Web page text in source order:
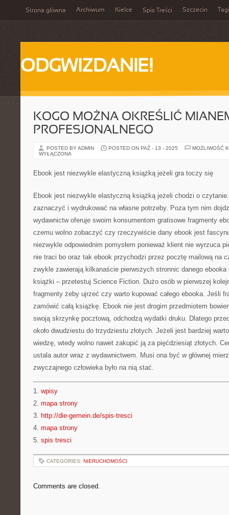
Strona główna Archiwum Kielce Spis Treści Szczecin Tagi
ODGWIZDANIE!
KOGO MOŻNA OKREŚLIĆ
PROFESJONALNEGO
POSTED BY ADMIN POSTED ON PAŹ - 13 - 2025
MOŻLIWOŚĆ
WYŁĄCZONA
Ebook jest niezwykle elastyczną książką jeżeli gra toczy się
Ebook jest niezwykle elastyczną książką jeżeli chodzi o
zaznaczyć i wydrukować na własne potrzeby. Poza tym nim
wydawnictw oferuje swoim konsumentom gratisowe fragmenty
czemu wolno zobaczyć czy rzeczywiście dany ebook jest
niezwykle odpowiednim pomysłem ponieważ klient nie wyrzuca
nie traci bo oraz tak ebook przychodzi przez pocztę mailową na
zwykle zawierają kilkanaście pierwszych stronnic danego ebooka
książki – przetestuj Science Fiction. Dużo osób w pierwszej
fragmenty żeby ujrzeć czy warto kupować całego ebooka. Jeśli
zamówić całą książkę. Ebook nie jest drogim przedmiotem
swoją skrzynkę pocztową, odchodzą wydatki druku. Dlatego
około dwudziestu do trzydziestu złotych. Jeżeli jest bardziej
wiedzę, wtedy wolno nawet zakupić ją za pięćdziesiąt złotych.
ustala autor wraz z wydawnictwem. Musi ona być w głównej
zwyczajnego człowieka było na nią stać.
1. wpisy
2. mapa strony
3. http://die-gemein.de/spis-tresci
4. mapa strony
5. spis tresci
CATEGORIES: NIERUCHOMOŚCI
Comments are closed.